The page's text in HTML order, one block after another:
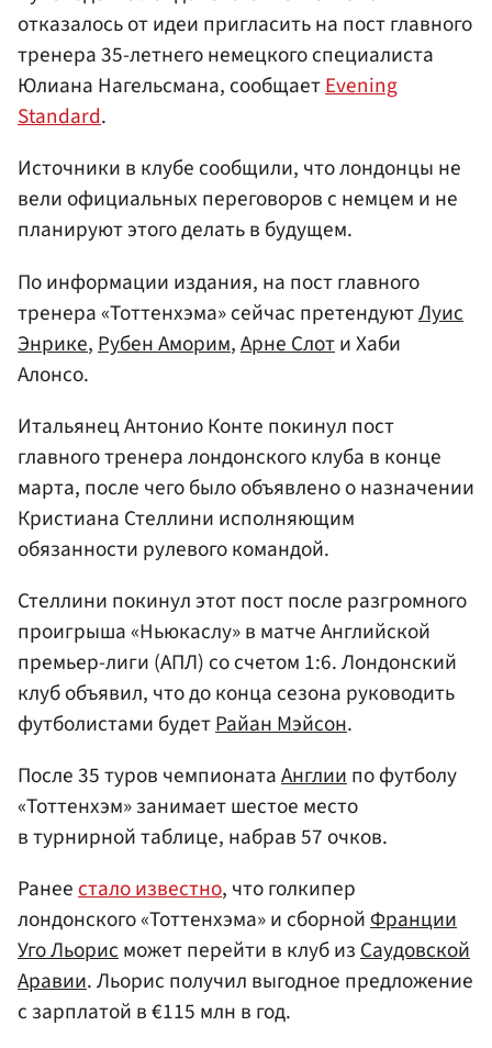
отказалось от идеи пригласить на пост главного
тренера 35-летнего немецкого специалиста
Юлиана Нагельсмана, сообщаетEvening
Standard.
Источники в клубе сообщили, что лондонцы не
вели официальных переговоров с немцем и не
планируют этого делать в будущем.
По информации издания, на пост главного
тренера «Тоттенхэма» сейчас претендуютЛуис
Энрике, Рубен Аморим,Арне Слоти Хаби
Алонсо.
Итальянец Антонио Конте покинул пост
главного тренера лондонского клуба в конце
марта, после чего было объявлено о назначении
Кристиана Стеллини исполняющим
обязанности рулевого командой.
Стеллини покинул этот пост после разгромного
проигрыша «Ньюкаслу» в матче Английской
премьер-лиги (АПЛ) со счетом 1:6. Лондонский
клуб объявил, что до конца сезона руководить
футболистами будетРайан Мэйсон.
После 35 туров чемпионатаАнглиипо футболу
«Тоттенхэм» занимает шестое место
в турнирной таблице, набрав 57 очков.
Ранеестало известно, что голкипер
лондонского «Тоттенхэма» и сборнойФранции
Уго Льорисможет перейти в клуб изСаудовской
Аравии. Льорис получил выгодное предложение
с зарплатой в €115 млн в год.